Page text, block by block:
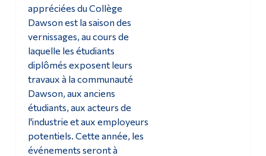
appréciées du Collège
Dawson est la saison des
vernissages, au cours de
laquelle les étudiants
diplômés exposent leurs
travaux à la communauté
Dawson, aux anciens
étudiants, aux acteurs de
l'industrie et aux employeurs
potentiels. Cette année, les
événements seront à